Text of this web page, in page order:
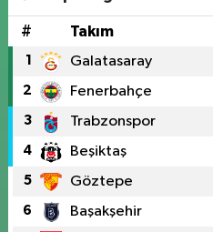
# Takım
1 Galatasaray
2 Fenerbahçe
3 Trabzonspor
4 Beşiktaş
5 Göztepe
6 Başakşehir